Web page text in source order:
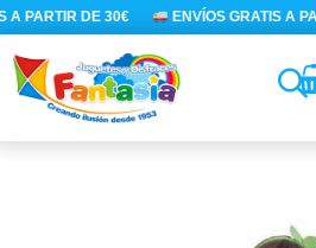
Ir
al
contenido
A PARTIR DE 30€ ENVÍOS GRATIS A